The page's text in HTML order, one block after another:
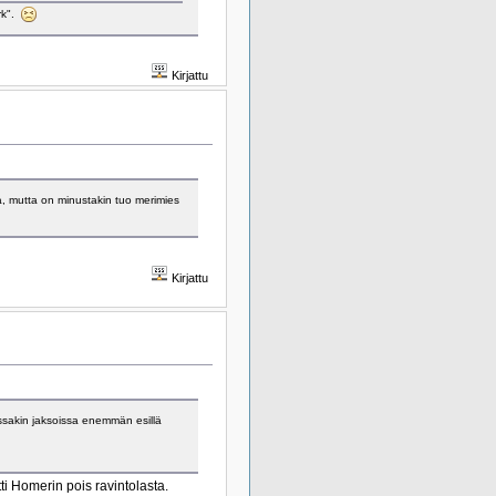
Kirjattu
mutta on minustakin tuo merimies
Kirjattu
jaksoissa enemmän esillä
Homerin pois ravintolasta.